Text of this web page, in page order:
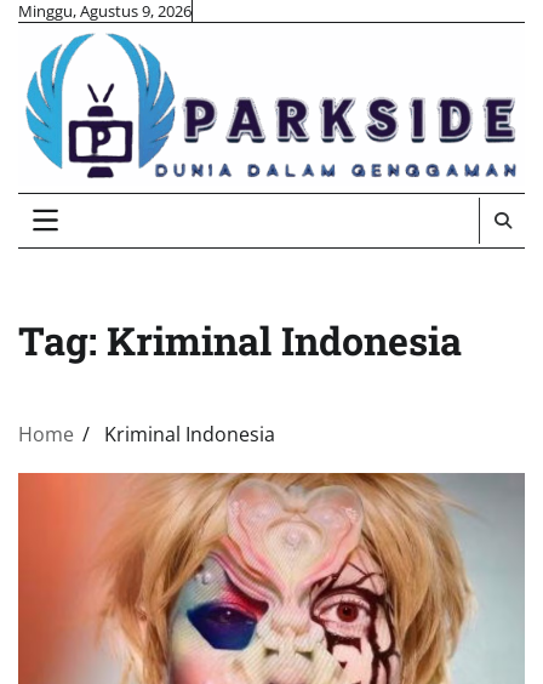
Skip
content
Minggu, Agustus 9, 2026
Tag: Kriminal Indonesia
Home Kriminal Indonesia